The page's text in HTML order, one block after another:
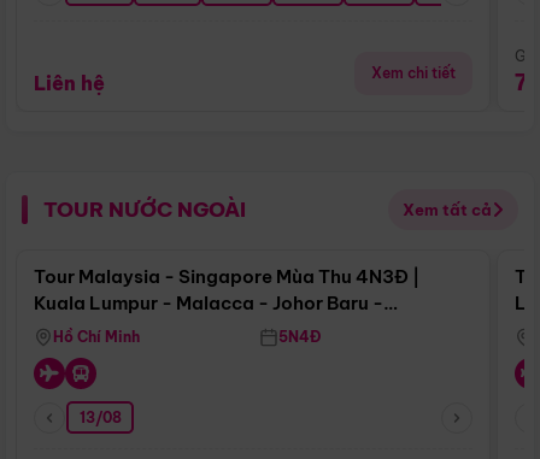
Liên hệ Xem chi tiết
TOUR NƯỚC NGOÀI Xem tất cả
Điểm nổi bật
Tour Malaysia - Singapore Mùa Thu 4N3Đ |
Kuala Lumpur - Malacca - Johor Baru -
Singapore
Hồ Chí Minh 5N4Đ
13/08